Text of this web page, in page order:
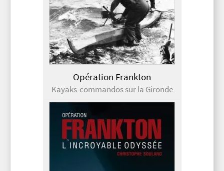
Opération Frankton
Kayaks-commandos sur la Gironde